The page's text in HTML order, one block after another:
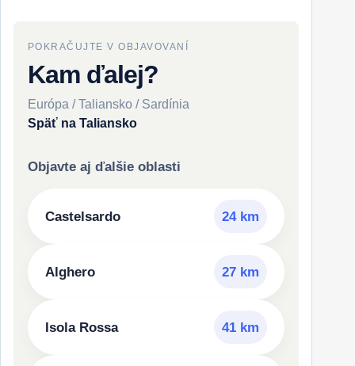
POKRAČUJTE V OBJAVOVANÍ
Kam ďalej?
Európa / Taliansko / Sardínia
Späť na Taliansko
Objavte aj ďalšie oblasti
Castelsardo 24 km
Alghero 27 km
Isola Rossa 41 km